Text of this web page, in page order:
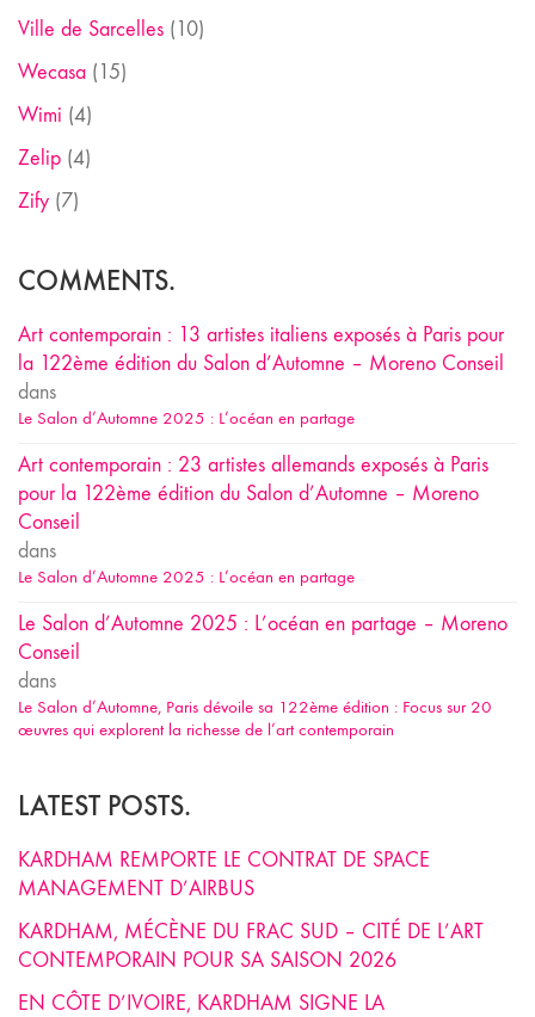
Ville de Sarcelles (10)
Wecasa (15)
Wimi (4)
Zelip (4)
Zify (7)
COMMENTS.
Art contemporain : 13 artistes italiens exposés à Paris pour
la 122ème édition du Salon d’Automne – Moreno Conseil
dans
Le Salon d’Automne 2025 : L’océan en partage
Art contemporain : 23 artistes allemands exposés à Paris
pour la 122ème édition du Salon d’Automne – Moreno
Conseil
dans
Le Salon d’Automne 2025 : L’océan en partage
Le Salon d’Automne 2025 : L’océan en partage – Moreno
Conseil
dans
Le Salon d’Automne, Paris dévoile sa 122ème édition : Focus sur 20
œuvres qui explorent la richesse de l’art contemporain
LATEST POSTS.
KARDHAM REMPORTE LE CONTRAT DE SPACE
MANAGEMENT D’AIRBUS
KARDHAM, MÉCÈNE DU FRAC SUD – CITÉ DE L’ART
CONTEMPORAIN POUR SA SAISON 2026
EN CÔTE D’IVOIRE, KARDHAM SIGNE LA